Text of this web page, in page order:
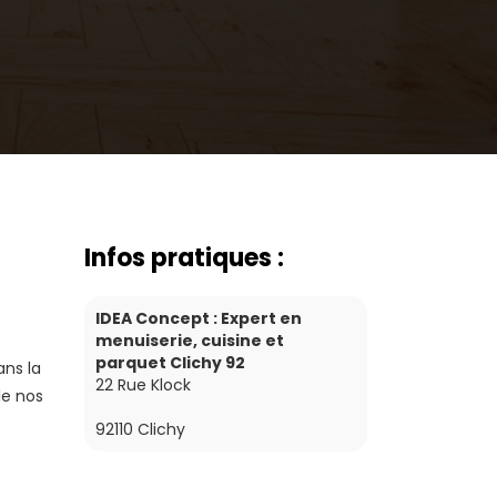
la
nos
Infos pratiques :
IDEA Concept : Expert en
menuiserie, cuisine et
parquet Clichy 92
22 Rue Klock
92110 Clichy